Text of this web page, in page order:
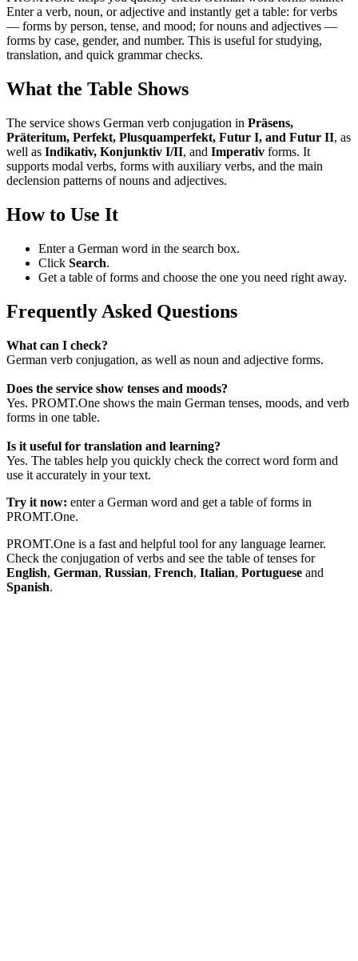
Enter a verb, noun, or adjective and instantly get a table: for verbs
— forms by person, tense, and mood; for nouns and adjectives —
forms by case, gender, and number. This is useful for studying,
translation, and quick grammar checks.
What the Table Shows
The service shows German verb conjugation in Präsens,
Präteritum, Perfekt, Plusquamperfekt, Futur I, and Futur II, as
well as Indikativ, Konjunktiv I/II, and Imperativ forms. It
supports modal verbs, forms with auxiliary verbs, and the main
declension patterns of nouns and adjectives.
How to Use It
Enter a German word in the search box.
Click Search.
Get a table of forms and choose the one you need right away.
Frequently Asked Questions
What can I check?
German verb conjugation, as well as noun and adjective forms.
Does the service show tenses and moods?
Yes. PROMT.One shows the main German tenses, moods, and verb
forms in one table.
Is it useful for translation and learning?
Yes. The tables help you quickly check the correct word form and
use it accurately in your text.
Try it now: enter a German word and get a table of forms in
PROMT.One.
PROMT.One is a fast and helpful tool for any language learner.
Check the conjugation of verbs and see the table of tenses for
English, German, Russian, French, Italian, Portuguese and
Spanish.